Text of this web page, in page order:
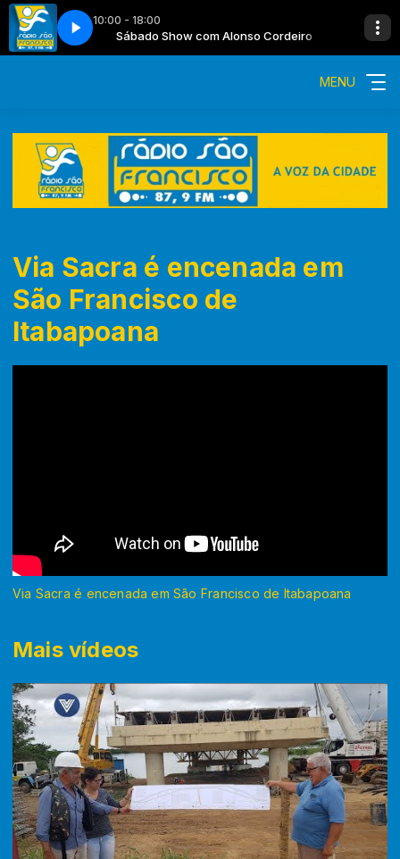
10:00 - 18:00
Cordeiro Sábado Show com Alonso Cordeiro
MENU
Via Sacra é encenada em
São Francisco de
Itabapoana
Mais vídeos
Via Sacra é encenada em São Francisco de Itabapoana